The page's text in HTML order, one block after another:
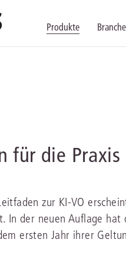
Produkte
Sie mit unseren flexibel
Recht
Business
Akademie
Sie, welche Vorteile die
zum juris Portal oder zu
für die Praxis
zur KI-VO
In der neuen Auflage
ersten Jahr ihrer